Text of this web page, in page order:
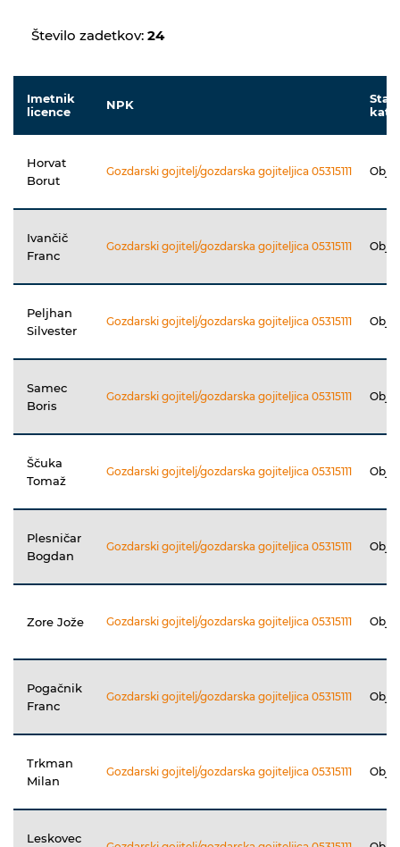
Število zadetkov: 24
Imetnik
licence
NPK
Horvat
Borut
Gozdarski gojitelj/gozdarska gojiteljica 05315111
Ivančič
Franc
Gozdarski gojitelj/gozdarska gojiteljica 05315111
Peljhan
Silvester
Gozdarski gojitelj/gozdarska gojiteljica 05315111
Samec
Boris
Gozdarski gojitelj/gozdarska gojiteljica 05315111
Ščuka
Tomaž
Gozdarski gojitelj/gozdarska gojiteljica 05315111
Plesničar
Bogdan
Gozdarski gojitelj/gozdarska gojiteljica 05315111
Zore Jože Gozdarski gojitelj/gozdarska gojiteljica 05315111
Pogačnik
Franc
Gozdarski gojitelj/gozdarska gojiteljica 05315111
Trkman
Milan
Gozdarski gojitelj/gozdarska gojiteljica 05315111
Leskovec